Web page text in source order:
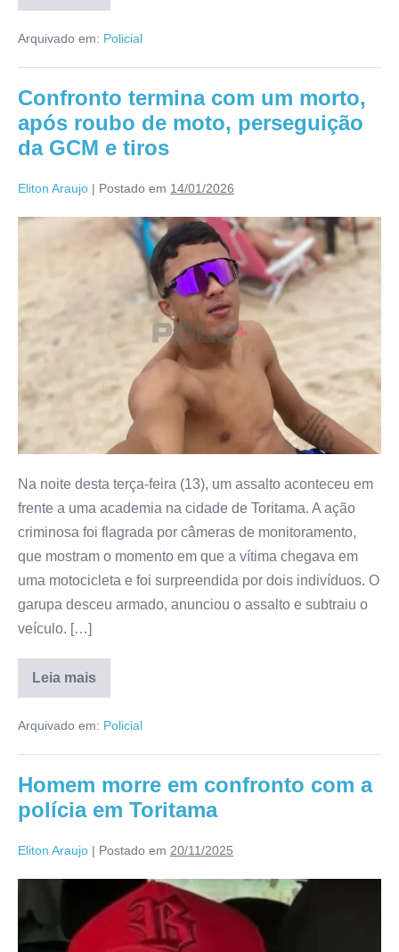
Arquivado em: Policial
Confronto termina com um morto,
após roubo de moto, perseguição
da GCM e tiros
Eliton Araujo | Postado em 14/01/2026
Na noite desta terça-feira (13), um assalto aconteceu em
frente a uma academia na cidade de Toritama. A ação
criminosa foi flagrada por câmeras de monitoramento,
que mostram o momento em que a vítima chegava em
uma motocicleta e foi surpreendida por dois indivíduos. O
garupa desceu armado, anunciou o assalto e subtraiu o
veículo. […]
Leia mais
Arquivado em: Policial
Homem morre em confronto com a
polícia em Toritama
Eliton Araujo | Postado em 20/11/2025